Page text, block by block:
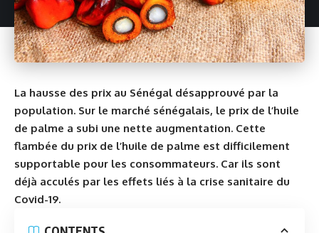
La hausse des prix au Sénégal désapprouvé par la
population. Sur le marché sénégalais, le prix de l’huile
de palme a subi une nette augmentation. Cette
flambée du prix de l’huile de palme est difficilement
supportable pour les consommateurs. Car ils sont
déjà acculés par les effets liés à la crise sanitaire du
Covid-19.